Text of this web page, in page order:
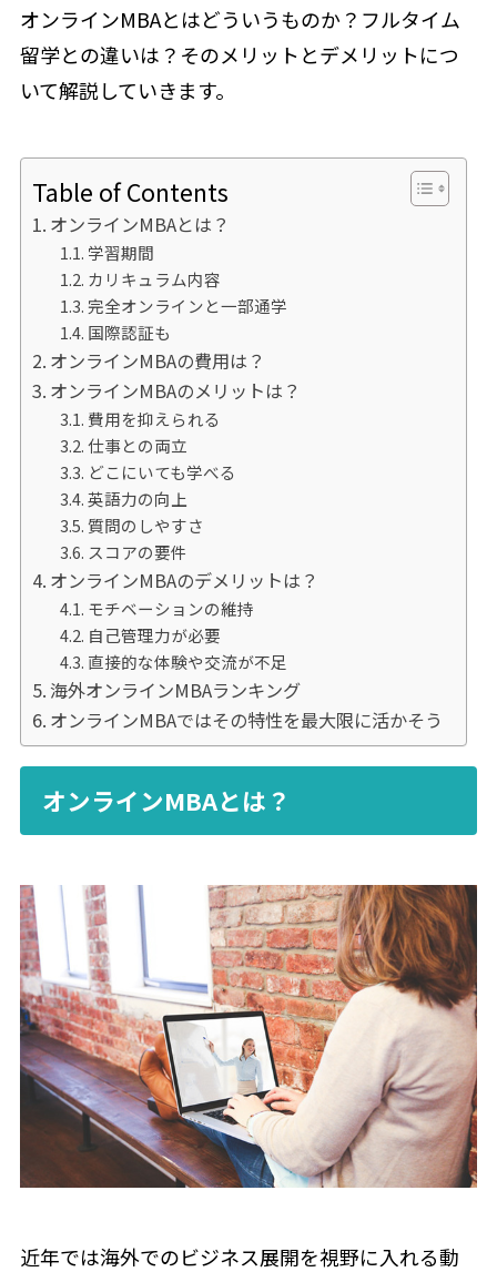
オンラインMBAとはどういうものか？フルタイム
留学との違いは？そのメリットとデメリットにつ
いて解説していきます。
Table of Contents
オンラインMBAとは？
学習期間
カリキュラム内容
完全オンラインと一部通学
国際認証も
オンラインMBAの費用は？
オンラインMBAのメリットは？
費用を抑えられる
仕事との両立
どこにいても学べる
英語力の向上
質問のしやすさ
スコアの要件
オンラインMBAのデメリットは？
モチベーションの維持
自己管理力が必要
直接的な体験や交流が不足
海外オンラインMBAランキング
オンラインMBAではその特性を最大限に活かそう
オンラインMBAとは？
近年では海外でのビジネス展開を視野に入れる動